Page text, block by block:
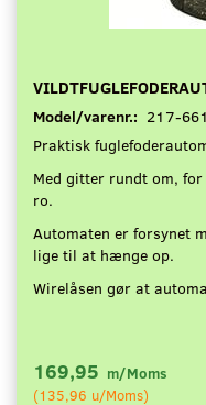
Model/varenr.: 217-661
Praktisk
Med gitter rundt om,
ro.
Automaten er forsynet
lige til at hænge op.
Wirelåsen gør at
169,95 m/Moms
(135,96 u/Moms)